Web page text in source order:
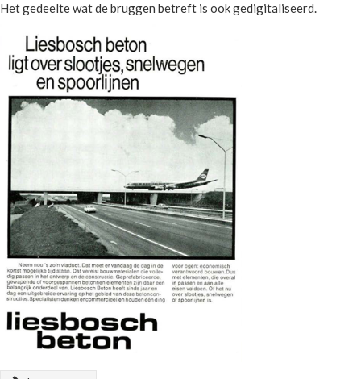
Het gedeelte wat de bruggen betreft is ook gedigitaliseerd.